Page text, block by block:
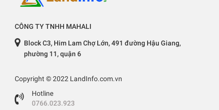
CÔNG TY TNHH MAHALI
Block C3, Him Lam Chợ Lớn, 491 đường Hậu Giang,
phường 11, quận 6
Copyright © 2022 LandInfo.com.vn
Hotline
0766.023.923